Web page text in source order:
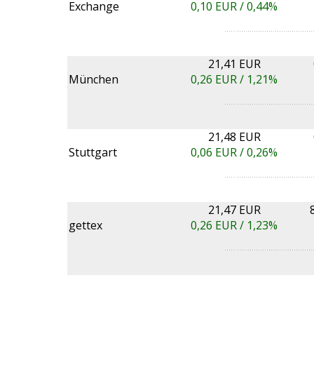
Exchange 0,10 EUR /0,44%
München
21,41 EUR
0,26 EUR / 1,21%
Stuttgart
21,48 EUR
0,06 EUR /0,26%
gettex
21,47 EUR
0,26 EUR / 1,23%